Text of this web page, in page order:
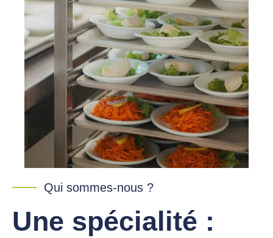
Qui sommes-nous ?
Une spécialité :